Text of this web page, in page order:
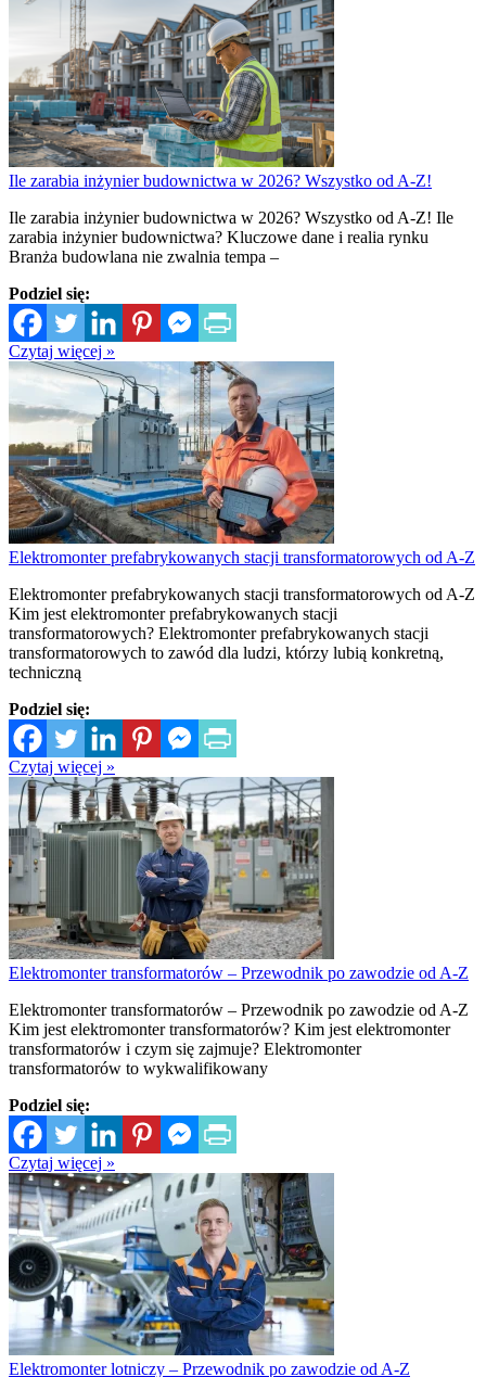
Ile zarabia inżynier budownictwa w 2026? Wszystko od A-Z!
Ile zarabia inżynier budownictwa w 2026? Wszystko od A-Z! Ile
zarabia inżynier budownictwa? Kluczowe dane i realia rynku
Branża budowlana nie zwalnia tempa –
Podziel się:
Czytaj więcej »
Elektromonter prefabrykowanych stacji transformatorowych od A-Z
Elektromonter prefabrykowanych stacji transformatorowych od A-Z
Kim jest elektromonter prefabrykowanych stacji
transformatorowych? Elektromonter prefabrykowanych stacji
transformatorowych to zawód dla ludzi, którzy lubią konkretną,
techniczną
Podziel się:
Czytaj więcej »
Elektromonter transformatorów – Przewodnik po zawodzie od A-Z
Elektromonter transformatorów – Przewodnik po zawodzie od A-Z
Kim jest elektromonter transformatorów? Kim jest elektromonter
transformatorów i czym się zajmuje? Elektromonter
transformatorów to wykwalifikowany
Podziel się:
Czytaj więcej »
Elektromonter lotniczy – Przewodnik po zawodzie od A-Z